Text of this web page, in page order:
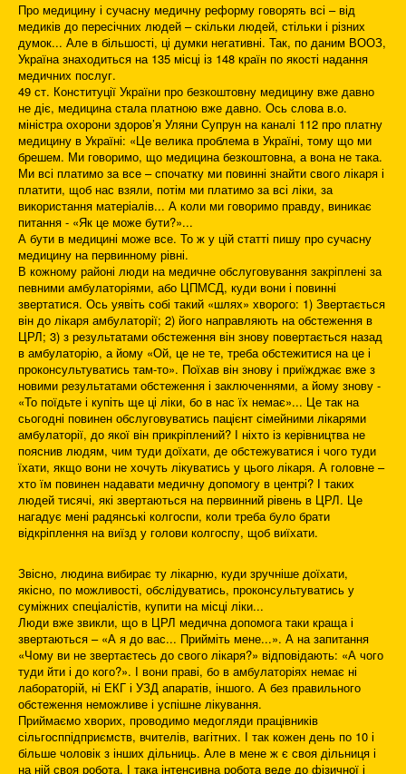
Про медицину і сучасну медичну реформу говорять всі – від
медиків до пересічних людей – скільки людей, стільки і різних
думок... Але в більшості, ці думки негативні. Так, по даним ВООЗ,
Україна знаходиться на 135 місці із 148 країн по якості надання
медичних послуг.
49 ст. Конституції України про безкоштовну медицину вже давно
не діє, медицина стала платною вже давно. Ось слова в.о.
міністра охорони здоров’я Уляни Супрун на каналі 112 про платну
медицину в Україні: «Це велика проблема в Україні, тому що ми
брешем. Ми говоримо, що медицина безкоштовна, а вона не така.
Ми всі платимо за все – спочатку ми повинні знайти свого лікаря і
платити, щоб нас взяли, потім ми платимо за всі ліки, за
використання матеріалів... А коли ми говоримо правду, виникає
питання - «Як це може бути?»...
А бути в медицині може все. То ж у цій статті пишу про сучасну
медицину на первинному рівні.
В кожному районі люди на медичне обслуговування закріплені за
певними амбулаторіями, або ЦПМСД, куди вони і повинні
звертатися. Ось уявіть собі такий «шлях» хворого: 1) Звертається
він до лікаря амбулаторії; 2) його направляють на обстеження в
ЦРЛ; 3) з результатами обстеження він знову повертається назад
в амбулаторію, а йому «Ой, це не те, треба обстежитися на це і
проконсультуватись там-то». Поїхав він знову і приїжджає вже з
новими результатами обстеження і заключеннями, а йому знову -
«То поїдьте і купіть ще ці ліки, бо в нас їх немає»... Це так на
сьогодні повинен обслуговуватись пацієнт сімейними лікарями
амбулаторії, до якої він прикріплений? І ніхто із керівництва не
пояснив людям, чим туди доїхати, де обстежуватися і чого туди
їхати, якщо вони не хочуть лікуватись у цього лікаря. А головне –
хто їм повинен надавати медичну допомогу в центрі? І таких
людей тисячі, які звертаються на первинний рівень в ЦРЛ. Це
нагадує мені радянські колгоспи, коли треба було брати
відкріплення на виїзд у голови колгоспу, щоб виїхати.
Звісно, людина вибирає ту лікарню, куди зручніше доїхати,
якісно, по можливості, обслідуватись, проконсультуватись у
суміжних спеціалістів, купити на місці ліки...
Люди вже звикли, що в ЦРЛ медична допомога таки краща і
звертаються – «А я до вас... Прийміть мене...». А на запитання
«Чому ви не звертаєтесь до свого лікаря?» відповідають: «А чого
туди йти і до кого?». І вони праві, бо в амбулаторіях немає ні
лабораторій, ні ЕКГ і УЗД апаратів, іншого. А без правильного
обстеження неможливе і успішне лікування.
Приймаємо хворих, проводимо медогляди працівників
сільгосппідприємств, вчителів, вагітних. І так кожен день по 10 і
більше чоловік з інших дільниць. Але в мене ж є своя дільниця і
на ній своя робота. І така інтенсивна робота веде до фізичної і